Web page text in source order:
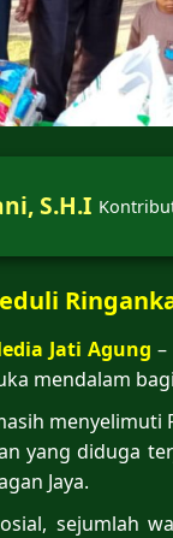
S.H.I
Jati Agung
mendalam
menyelimuti
yang diduga
Jaya.
sejumlah